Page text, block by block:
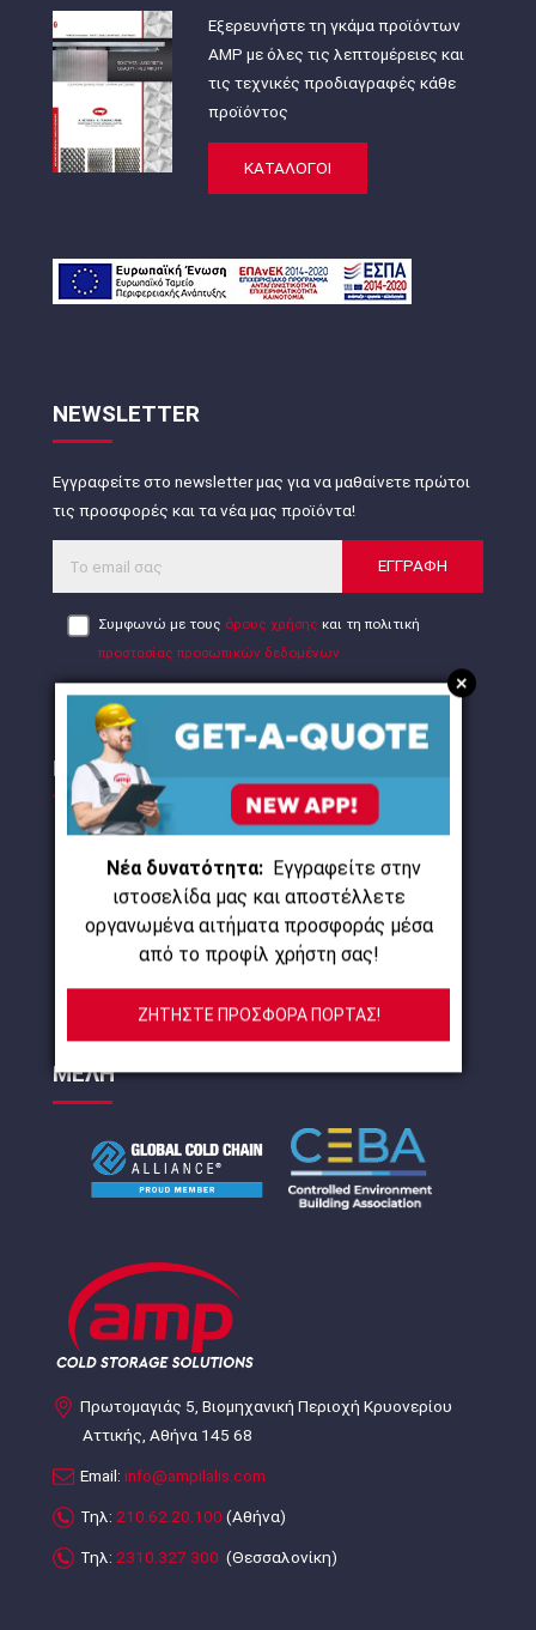
+
Νέα δυνατότητα: Εγγραφείτε στην
ιστοσελίδα μας και αποστέλλετε
οργανωμένα αιτήματα προσφοράς μέσα
από το προφίλ χρήστη σας!
ΖΗΤΗΣΤΕ ΠΡΟΣΦΟΡΑ ΠΟΡΤΑΣ!
Εξερευνήστε τη γκάμα προϊόντων
AMP με όλες τις λεπτομέρειες και
τις τεχνικές προδιαγραφές κάθε
προϊόντος
ΚΑΤΑΛΟΓΟΙ
NEWSLETTER
Εγγραφείτε στο newsletter μας για να μαθαίνετε πρώτοι
τις προσφορές και τα νέα μας προϊόντα!
ΕΓΓΡΑΦΗ
Συμφωνώ με τους όρους χρήσης και τη πολιτική
προστασίας προσωπικών δεδομένων
ΠΙΣΤΟΠΟΙΗΣΕΙΣ
ΜΕΛΗ
Πρωτομαγιάς 5, Βιομηχανική Περιοχή Κρυονερίου
Αττικής, Αθήνα 145 68
Email: info@ampilalis.com
Τηλ: 210.62.20.100 (Αθήνα)
Τηλ: 2310.327.300 (Θεσσαλονίκη)